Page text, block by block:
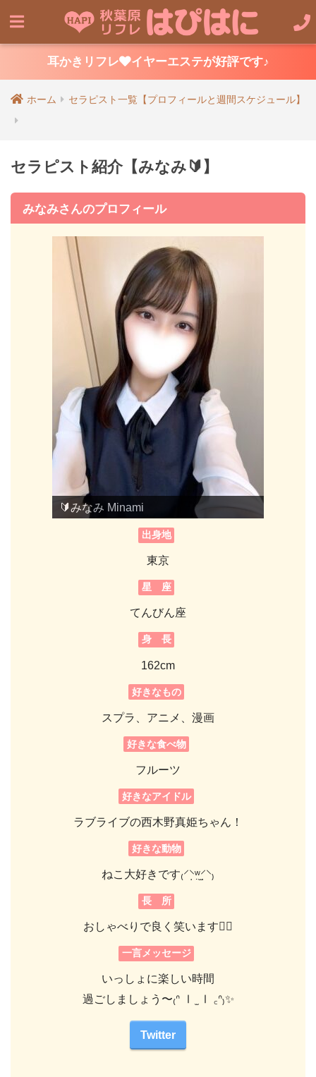
耳かきリフレ イヤーエステが好評です♪
ホーム セラピスト一覧【プロフィールと週間スケジュール】
セラピスト紹介【みなみ🔰】
みなみさんのプロフィール
🔰みなみ Minami
🔰みなみ Minami
出身地
東京
星 座
てんびん座
身 長
162cm
好きなもの
スプラ、アニメ、漫画
好きな食べ物
フルーツ
好きなアイドル
ラブライブの西木野真姫ちゃん！
好きな動物
ねこ大好きです₍⸍⸌̣ʷ̣̫⸍̣⸌₎
長 所
おしゃべりで良く笑います👍🏻
一言メッセージ
いっしょに楽しい時間
過ごしましょう〜₍ᐢ Ⅰ ̫ Ⅰ ꜀ᐢ₎✨
Twitter